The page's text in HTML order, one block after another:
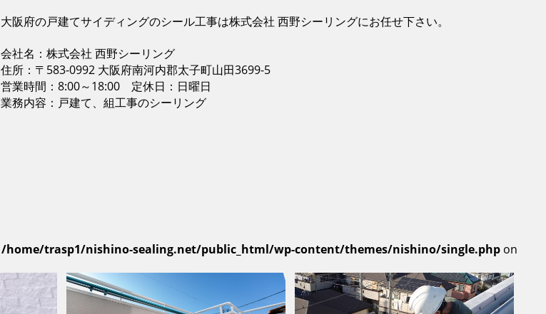
大阪府の戸建てサイディングのシール工事は株式会社 西野シーリングにお任せ下さい。
会社名：株式会社 西野シーリング
住所：〒583-0992 大阪府南河内郡太子町山田3699-5
営業時間：8:00～18:00 定休日：日曜日
業務内容：戸建て、組工事のシーリング
/home/trasp1/nishino-sealing.net/public_html/wp-content/themes/nishino/single.php on